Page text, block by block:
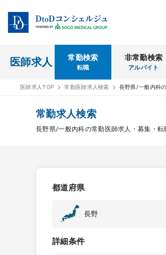
医師求人 常勤検索
転職
非常勤検索
アルバイト
医師求人TOP 常勤医師求人検索 長野県/一般内科
常勤求人検索
長野県/一般内科の常勤医師求人・募集・転
都道府県
長野
詳細条件